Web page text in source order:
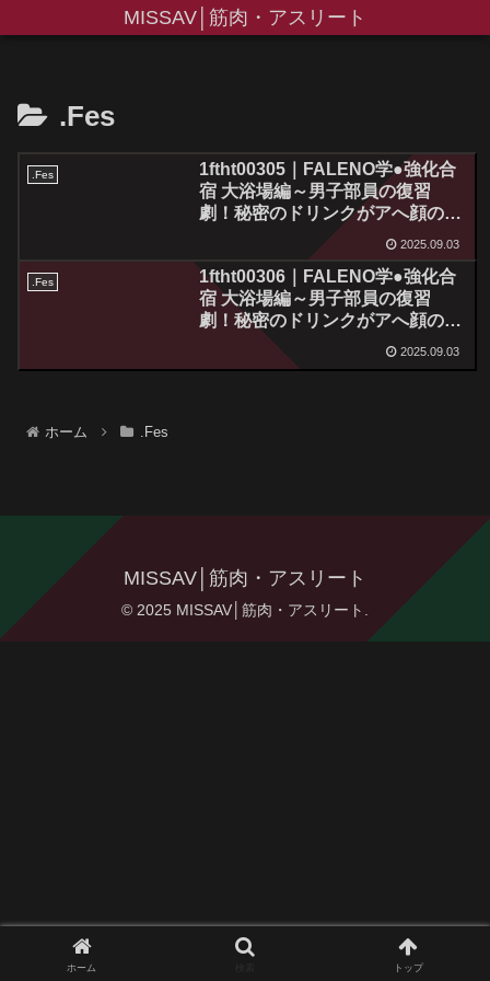
MISSAV│筋肉・アスリート
.Fes
.Fes
1ftht00305｜FALENO学●強化合
宿 大浴場編～男子部員の復習
劇！秘密のドリンクがアへ顔のオ
ンパレードを巻き起こす！大浴場
に響き渡る女子部員10名の快楽の
咆哮！～【配信限定Vol.01】
2025.09.03
.Fes
1ftht00306｜FALENO学●強化合
宿 大浴場編～男子部員の復習
劇！秘密のドリンクがアへ顔のオ
ンパレードを巻き起こす！大浴場
に響き渡る女子部員10名の快楽の
2025.09.03
ホーム .Fes
MISSAV│筋肉・アスリート
© 2025 MISSAV│筋肉・アスリート.
ホーム トップ